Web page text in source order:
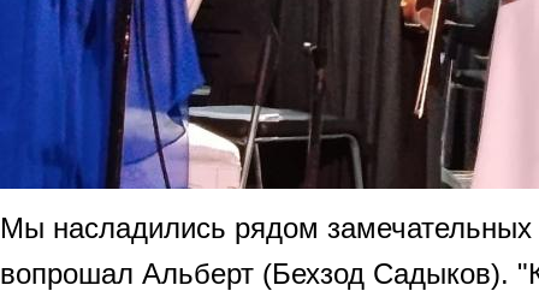
Мы насладились рядом замечательных
вопрошал Альберт (Бехзод Садыков).